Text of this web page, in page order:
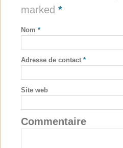
marked *
Nom *
Adresse de contact *
Site web
Commentaire